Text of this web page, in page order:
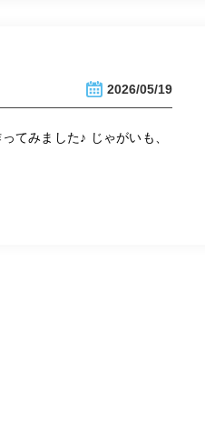
2026/05/19
てみました♪ じゃがいも、